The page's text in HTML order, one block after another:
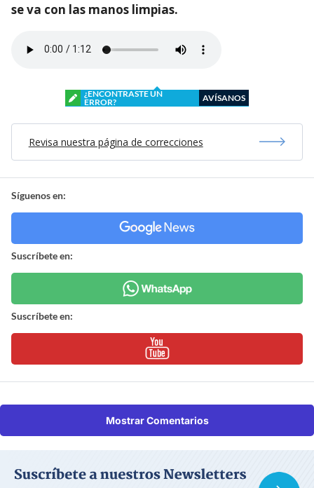
se va con las manos limpias.
¿ENCONTRASTE UN
ERROR?
AVÍSANOS
Revisa nuestra página de correcciones
Síguenos en:
Suscríbete en:
Suscríbete en:
Mostrar Comentarios